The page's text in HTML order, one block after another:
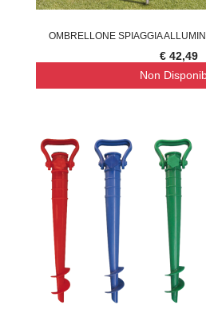
OMBRELLONE SPIAGGIA
€ 42,49
Non